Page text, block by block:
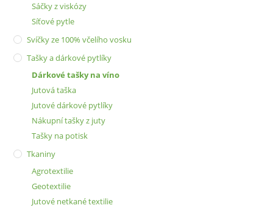
Sáčky z viskózy
Síťové pytle
Svíčky ze 100% včelího vosku
Tašky a dárkové pytlíky
Dárkové tašky na víno
Jutová taška
Jutové dárkové pytlíky
Nákupní tašky z juty
Tašky na potisk
Tkaniny
Agrotextilie
Geotextilie
Jutové netkané textilie